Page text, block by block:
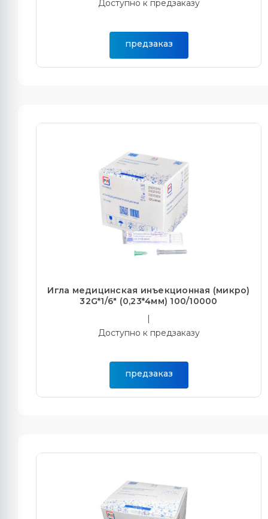
Доступно к предзаказу
предзаказ
Игла медицинская инъекционная (микро)
32G*1/6" (0,23*4мм) 100/10000
|
Доступно к предзаказу
предзаказ